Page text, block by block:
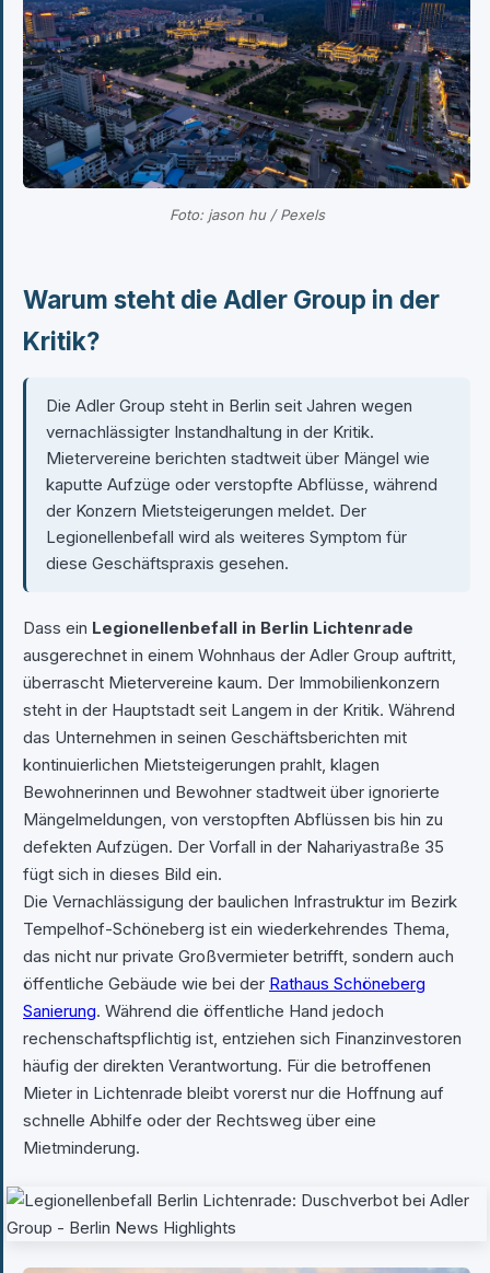
Foto: jason hu / Pexels
Warum steht die Adler Group in der
Kritik?
Die Adler Group steht in Berlin seit Jahren wegen
vernachlässigter Instandhaltung in der Kritik.
Mietervereine berichten stadtweit über Mängel wie
kaputte Aufzüge oder verstopfte Abflüsse, während
der Konzern Mietsteigerungen meldet. Der
Legionellenbefall wird als weiteres Symptom für
diese Geschäftspraxis gesehen.
Dass ein Legionellenbefall in Berlin Lichtenrade
ausgerechnet in einem Wohnhaus der Adler Group auftritt,
überrascht Mietervereine kaum. Der Immobilienkonzern
steht in der Hauptstadt seit Langem in der Kritik. Während
das Unternehmen in seinen Geschäftsberichten mit
kontinuierlichen Mietsteigerungen prahlt, klagen
Bewohnerinnen und Bewohner stadtweit über ignorierte
Mängelmeldungen, von verstopften Abflüssen bis hin zu
defekten Aufzügen. Der Vorfall in der Nahariyastraße 35
fügt sich in dieses Bild ein.
Die Vernachlässigung der baulichen Infrastruktur im Bezirk
Tempelhof-Schöneberg ist ein wiederkehrendes Thema,
das nicht nur private Großvermieter betrifft, sondern auch
öffentliche Gebäude wie bei der Rathaus Schöneberg
Sanierung. Während die öffentliche Hand jedoch
rechenschaftspflichtig ist, entziehen sich Finanzinvestoren
häufig der direkten Verantwortung. Für die betroffenen
Mieter in Lichtenrade bleibt vorerst nur die Hoffnung auf
schnelle Abhilfe oder der Rechtsweg über eine
Mietminderung.